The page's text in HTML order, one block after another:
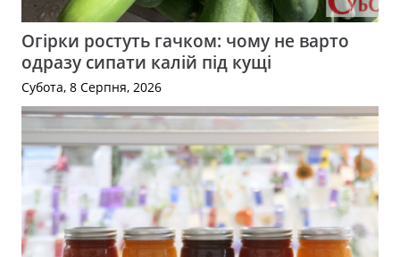
Огірки ростуть гачком: чому не варто
одразу сипати калій під кущі
Субота, 8 Серпня, 2026